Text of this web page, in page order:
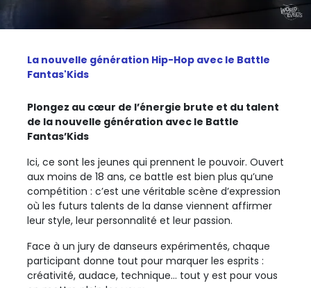
La nouvelle génération Hip-Hop avec le Battle
Fantas'Kids
Plongez au cœur de l’énergie brute et du talent
de la nouvelle génération avec le Battle
Fantas’Kids
Ici, ce sont les jeunes qui prennent le pouvoir. Ouvert
aux moins de 18 ans, ce battle est bien plus qu’une
compétition : c’est une véritable scène d’expression
où les futurs talents de la danse viennent affirmer
leur style, leur personnalité et leur passion.
Face à un jury de danseurs expérimentés, chaque
participant donne tout pour marquer les esprits :
créativité, audace, technique… tout y est pour vous